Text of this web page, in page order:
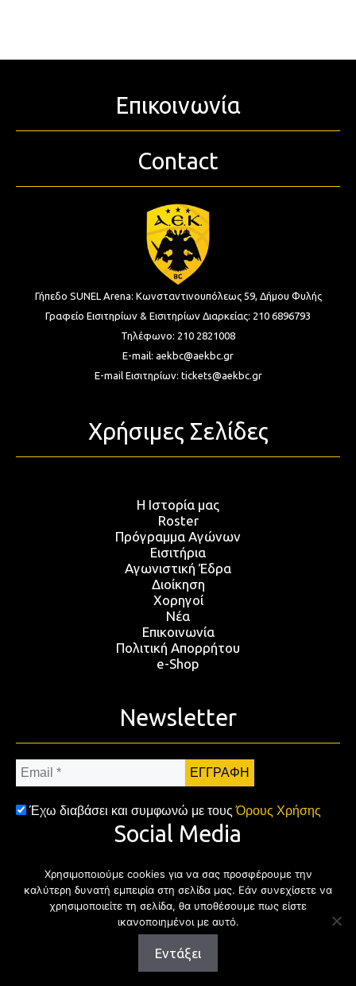
Επικοινωνία
Contact
Γήπεδο SUNEL Arena: Κωνσταντινουπόλεως 59, Δήμου Φυλής
Γραφείο Εισιτηρίων & Εισιτηρίων Διαρκείας: 210 6896793
Τηλέφωνο: 210 2821008
E-mail: aekbc@aekbc.gr
E-mail Εισιτηρίων: tickets@aekbc.gr
Χρήσιμες Σελίδες
Η Ιστορία μας
Roster
Πρόγραμμα Αγώνων
Εισιτήρια
Αγωνιστική Έδρα
Διοίκηση
Χορηγοί
Νέα
Επικοινωνία
Πολιτική Απορρήτου
e-Shop
Newsletter
Email
*
Έχω διαβάσει και συμφωνώ με τουςΌρους Χρήσης
Social Media
FacebookTwitter Instagram
Copyright © 2026 | All rights reserved
Χρησιμοποιούμε cookies για να σας προσφέρουμε την
καλύτερη δυνατή εμπειρία στη σελίδα μας. Εάν συνεχίσετε να
χρησιμοποιείτε τη σελίδα, θα υποθέσουμε πως είστε
ικανοποιημένοι με αυτό.
Εντάξει